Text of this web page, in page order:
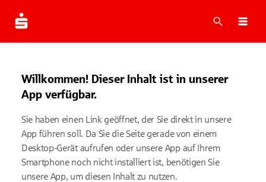
Suche
Willkommen! Dieser Inhalt ist in unserer
App verfügbar.
Sie haben einen Link geöffnet, der Sie direkt in unsere
App führen soll. Da Sie die Seite gerade von einem
Desktop-Gerät aufrufen oder unsere App auf Ihrem
Smartphone noch nicht installiert ist, benötigen Sie
unsere App, um diesen Inhalt zu nutzen.